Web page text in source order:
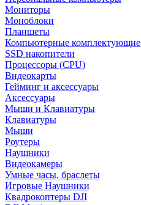
Мониторы
Моноблоки
Планшеты
Компьютерные комплектующие
SSD накопители
Процессоры (CPU)
Видеокарты
Гейминг и аксессуары
Аксессуары
Мыши и Клавиатуры
Клавиатуры
Мыши
Роутеры
Наушники
Видеокамеры
Умные часы, браслеты
Игровые Наушники
Квадрокоптеры DJI